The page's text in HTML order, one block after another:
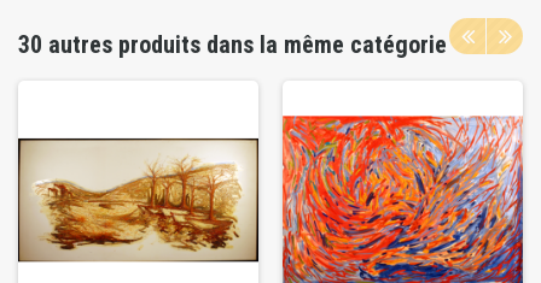
30 autres produits dans la même catégorie